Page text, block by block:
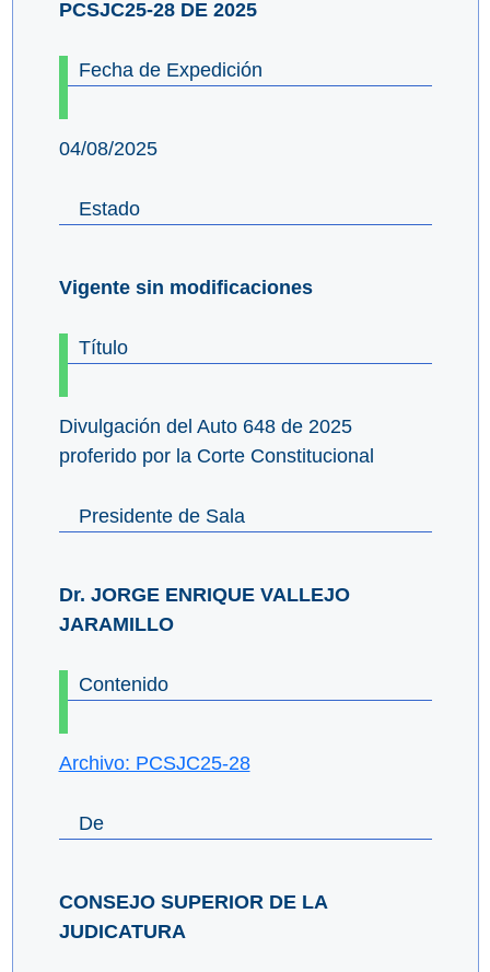
PCSJC25-28 DE 2025
Fecha de Expedición
04/08/2025
Estado
Vigente sin modificaciones
Título
Divulgación del Auto 648 de 2025
proferido por la Corte Constitucional
Presidente de Sala
Dr. JORGE ENRIQUE VALLEJO
JARAMILLO
Contenido
Archivo: PCSJC25-28
De
CONSEJO SUPERIOR DE LA
JUDICATURA